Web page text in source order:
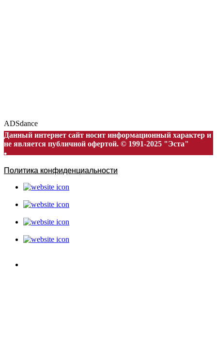
ADSdance
Данный интернет сайт носит информационный характер и
не является публичной офертой. © 1991-2025 "Эста"
Политика конфиденциальности